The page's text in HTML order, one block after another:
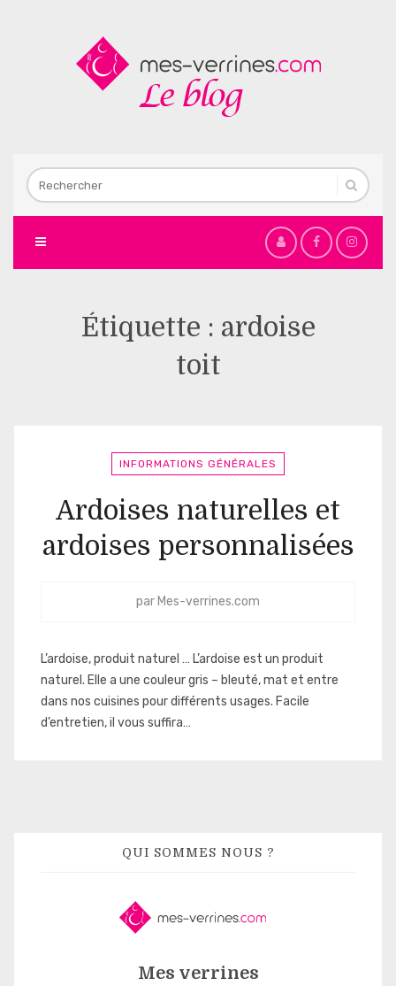
Étiquette : ardoise
toit
INFORMATIONS GÉNÉRALES
Ardoises naturelles et
ardoises personnalisées
par Mes-verrines.com
L’ardoise, produit naturel … L’ardoise est un produit
naturel. Elle a une couleur gris – bleuté, mat et entre
dans nos cuisines pour différents usages. Facile
d’entretien, il vous suffira…
QUI SOMMES NOUS ?
Mes verrines